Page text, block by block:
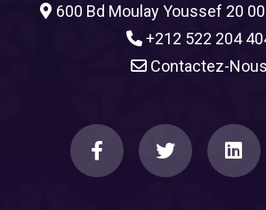
600 Bd Moulay Youssef 20
+212 522 204
Contactez-Nous